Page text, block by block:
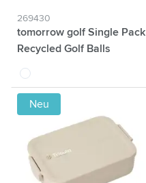
269430
tomorrow golf Single Pack
Recycled Golf Balls
blanc
Neu